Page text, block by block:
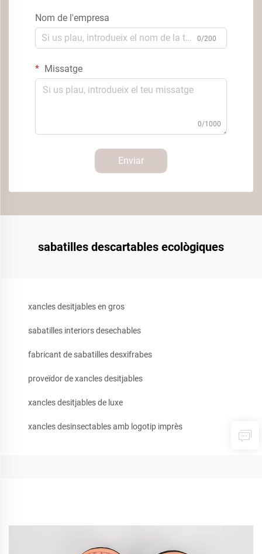
Nom de l'empresa
0/200
Missatge
0/1000
Enviar
sabatilles descartables ecològiques
xancles desitjables en gros
sabatilles interiors desechables
fabricant de sabatilles desxifrabes
proveïdor de xancles desitjables
xancles desitjables de luxe
xancles desinsectables amb logotip imprès